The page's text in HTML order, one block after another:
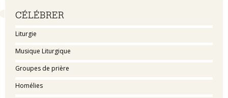
Navigation
CÉLÉBRER
Liturgie
Musique Liturgique
Groupes de prière
Homélies